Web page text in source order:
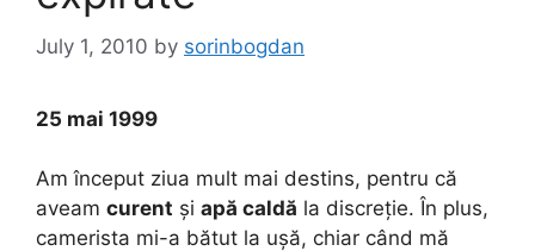
July 1, 2010 by sorinbogdan
25 mai 1999
Am început ziua mult mai destins, pentru că
aveam curent și apă caldă la discreție. În plus,
camerista mi-a bătut la ușă, chiar când mă